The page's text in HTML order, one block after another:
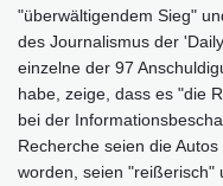
"überwältigendem Sieg"
des Journalismus der
einzelne der 97
habe, zeige, dass es "die
bei der
Recherche seien die
worden, seien "reißerisch"